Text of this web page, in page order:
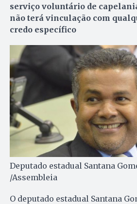
serviço voluntário de
não terá vinculação com
credo específico
Deputado estadual Santana
/Assembleia
O deputado estadual Santana